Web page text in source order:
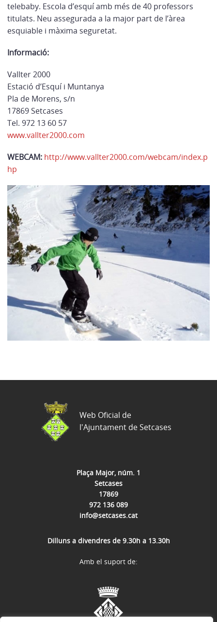
telebaby. Escola d’esquí amb més de 40 professors
titulats. Neu assegurada a la major part de l’àrea
esquiable i màxima seguretat.
Informació:
Vallter 2000
Estació d’Esquí i Muntanya
Pla de Morens, s/n
17869 Setcases
Tel. 972 13 60 57
www.vallter2000.com
WEBCAM: http://www.vallter2000.com/webcam/index.p
hp
Plaça Major, núm. 1
Setcases
17869
972 136 089
info@setcases.cat
Dilluns a divendres de 9.30h a 13.30h
Web Oficial de
l'Ajuntament de Setcases
Amb el suport de: